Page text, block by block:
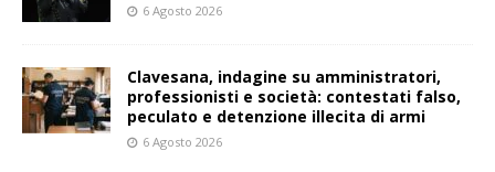
6 Agosto 2026
Clavesana, indagine su amministratori,
professionisti e società: contestati falso,
peculato e detenzione illecita di armi
6 Agosto 2026